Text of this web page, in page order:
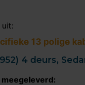
13 polige
4 deurs,